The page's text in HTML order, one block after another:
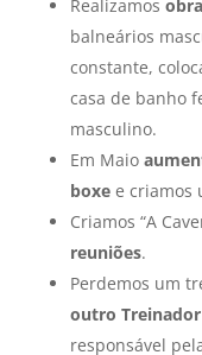
Realizamos
balneários
constante,
casa de banho
masculino.
Em Maio
boxee criamos
Criamos “A
reuniões.
Perdemos um
outro Treinador
responsável